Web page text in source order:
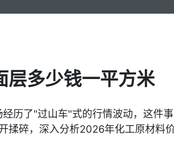
层多少钱一平方米
历了"过山车"式的行情波动，这件
揉碎，深入分析2026年化工原材料